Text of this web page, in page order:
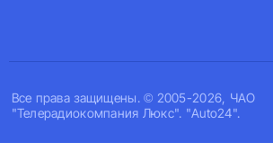
Все права защищены. © 2005-2026, ЧАО
"Телерадиокомпания Люкс". "Auto24".